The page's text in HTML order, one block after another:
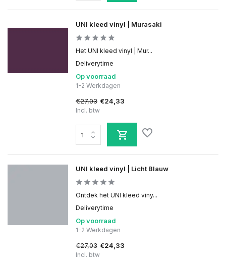
UNI kleed vinyl | Murasaki
Het UNI kleed vinyl | Mur...
Deliverytime
Op voorraad
1-2 Werkdagen
€27,03 €24,33
Incl. btw
UNI kleed vinyl | Licht Blauw
Ontdek het UNI kleed viny...
Deliverytime
Op voorraad
1-2 Werkdagen
€27,03 €24,33
Incl. btw